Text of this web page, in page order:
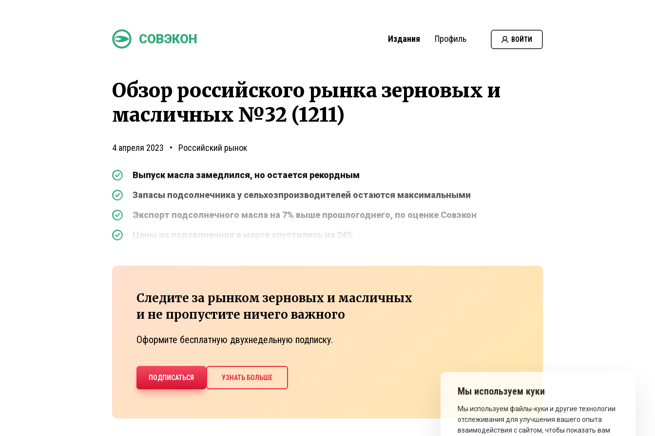
СОВЭКОН Издания Профиль ВОЙТИ
Обзор российского рынка зерновых и
масличных №32 (1211)
4 апреля 2023 Российский рынок
Выпуск масла замедлился, но остается рекордным
Запасы подсолнечника у сельхозпроизводителей остаются максимальными
Экспорт подсолнечного масла на 7% выше прошлогоднего, по оценке Совэкон
Цены на подсолнечник в марте опустились на 24%
Следите за рынком зерновых и масличных
и не пропустите ничего важного
Оформите бесплатную двухнедельную подписку.